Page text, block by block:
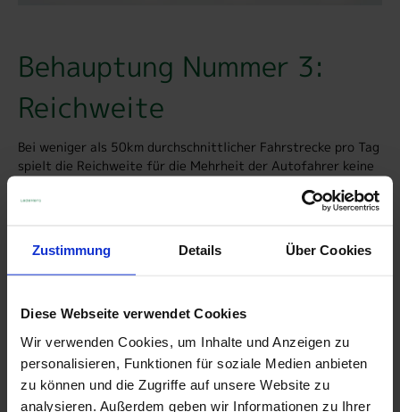
Zustimmung Details Über Cookies
Diese Webseite verwendet Cookies
Wir verwenden Cookies, um Inhalte und Anzeigen zu
personalisieren, Funktionen für soziale Medien anbieten
zu können und die Zugriffe auf unsere Website zu
analysieren. Außerdem geben wir Informationen zu Ihrer
Behauptung Nummer 3:
Reichweite
Bei weniger als 50km durchschnittlicher Fahrstrecke pro Tag
spielt die Reichweite für die Mehrheit der Autofahrer keine
Langstrecken sind mit dem aktuellen Angebot von E-Autos